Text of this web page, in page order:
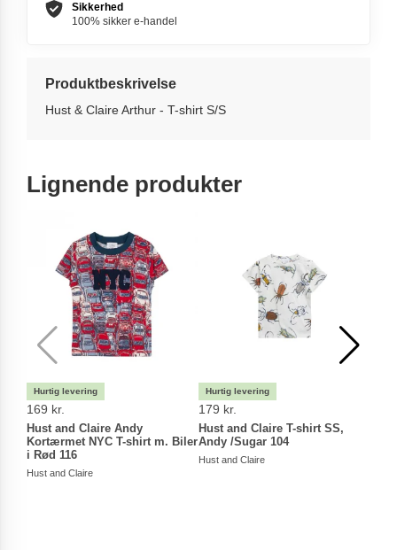
Sikkerhed
100% sikker e-handel
Produktbeskrivelse
Hust & Claire Arthur - T-shirt S/S
Lignende produkter
169 kr.
Hust and Claire Andy
Kortærmet NYC T-shirt m. Biler
i Rød 116
Hust and Claire
179 kr.
Hust and Claire T-shirt SS,
Andy /Sugar 104
Hust and Claire